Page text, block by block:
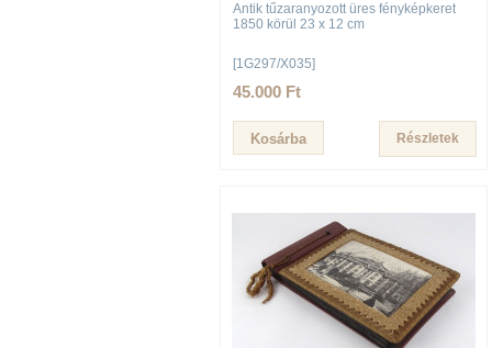
Antik tűzaranyozott üres fényképkeret
1850 körül 23 x 12 cm
[1G297/X035]
45.000 Ft
Részletek